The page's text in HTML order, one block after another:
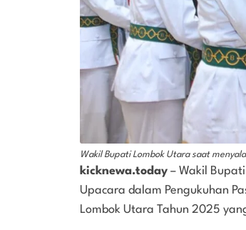
Wakil Bupati Lombok Utara saat
kicknewa.today – Wakil
Upacara dalam Pengukuhan
Lombok Utara Tahun 2025